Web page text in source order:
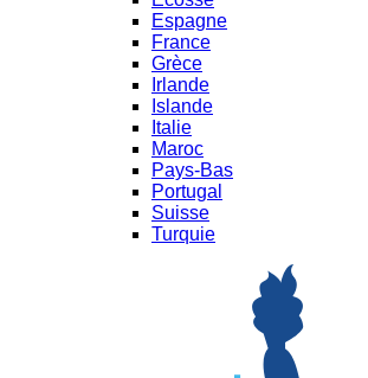
Espagne
France
Grèce
Irlande
Islande
Italie
Maroc
Pays-Bas
Portugal
Suisse
Turquie